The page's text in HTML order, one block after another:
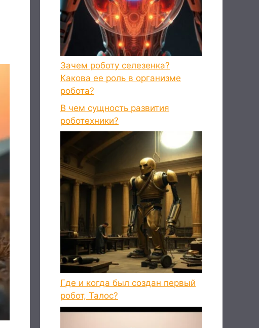
Зачем роботу селезенка?
Какова ее роль в организме
робота?
В чем сущность развития
роботехники?
Где и когда был создан первый
робот, Талос?